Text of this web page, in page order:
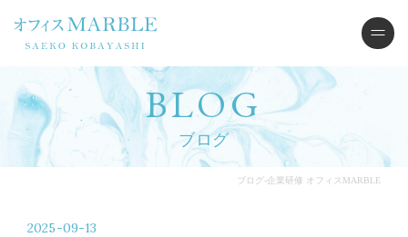
BLOG
ブログ
ブログ-企業研修 オフィスMARBLE
2025-09-13